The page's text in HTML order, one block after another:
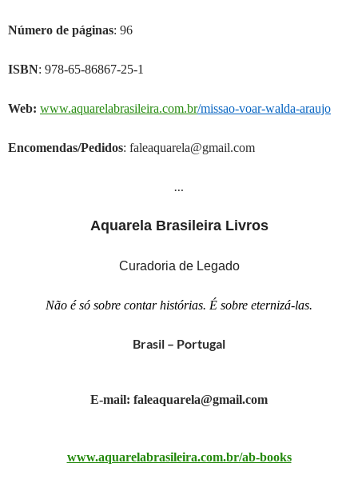
Número de páginas: 96
ISBN: 978-65-86867-25-1
Web: www.aquarelabrasileira.com.br/missao-voar-walda-araujo
Encomendas/Pedidos: faleaquarela@gmail.com
Aquarela Brasileira Livros
Curadoria de Legado
Não é só sobre contar histórias. É sobre eternizá-las.
Brasil – Portugal
E-mail: faleaquarela@gmail.com
www.aquarelabrasileira.com.br/ab-books